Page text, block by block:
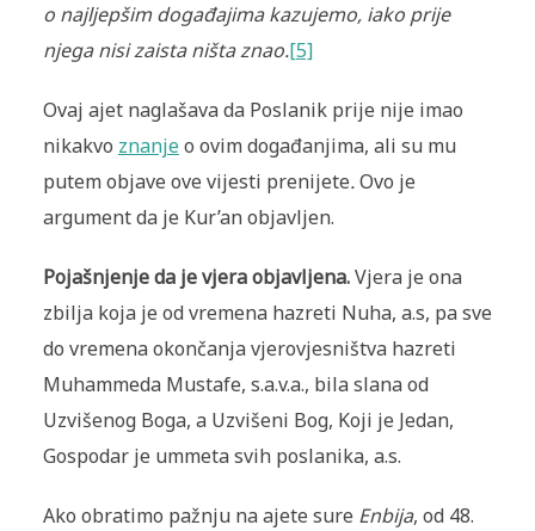
o najljepšim događajima kazujemo, iako prije
njega nisi zaista ništa znao.[5]
Ovaj ajet naglašava da Poslanik prije nije imao
nikakvo znanjeo ovim događanjima, ali su mu
putem objave ove vijesti prenijete.Ovo je
argument da je Kur’an objavljen.
Pojašnjenje da je vjera objavljena.Vjera je ona
zbilja koja je od vremena hazreti Nuha, a.s, pa sve
do vremena okončanja vjerovjesništva hazreti
Muhammeda Mustafe, s.a.v.a., bila slana od
Uzvišenog Boga, a Uzvišeni Bog, Koji je Jedan,
Gospodar je ummeta svih poslanika, a.s.
Ako obratimo pažnju na ajete sure Enbija, od 48.